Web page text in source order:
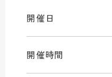
開催日
開催時間